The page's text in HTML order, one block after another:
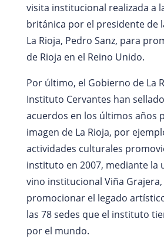
visita institucional realizada a
británica por el presidente de
La Rioja, Pedro Sanz, para
de Rioja en el Reino Unido.
Por último, el Gobierno de La
Instituto Cervantes han
acuerdos en los últimos años
imagen de La Rioja, por
actividades culturales
instituto en 2007, mediante la
vino institucional Viña Grajera,
promocionar el legado
las 78 sedes que el instituto
por el mundo.